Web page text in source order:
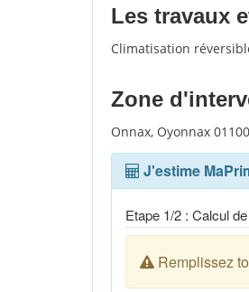
Les travaux
Climatisation
Zone
Onnax, Oyonnax 01100